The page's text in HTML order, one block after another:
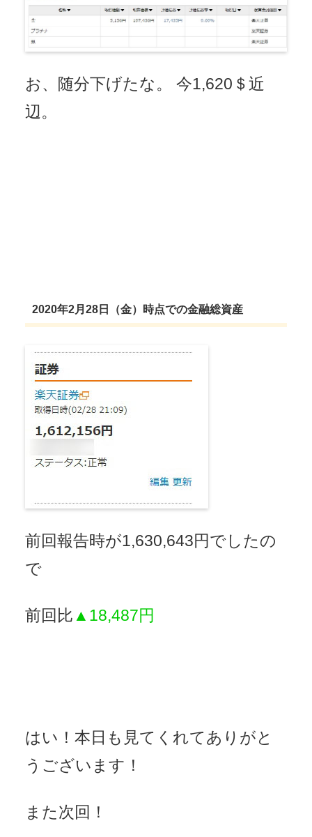
お、随分下げたな。 今1,620＄近
辺。
2020年2月28日（金）時点での金融総資産
前回報告時が1,630,643円でしたの
で
前回比 ▲18,487円
はい！本日も見てくれてありがと
うございます！
また次回！